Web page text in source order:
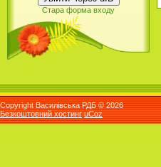
Стара форма входу
Copyright Василівська РДБ © 2026
Безкоштовний хостинг uCoz